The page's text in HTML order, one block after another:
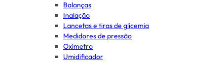
Balanças
Inalação
Lancetas e tiras de glicemia
Medidores de pressão
Oxímetro
Umidificador